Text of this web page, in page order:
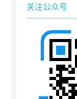
关注公众号